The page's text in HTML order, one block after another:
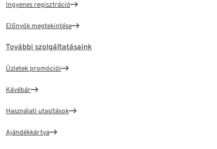
Ingyenes regisztráció
Előnyök megtekintése
További szolgáltatásaink
Üzletek promóciói
Kávébár
Használati utasítások
Ajándékkártya